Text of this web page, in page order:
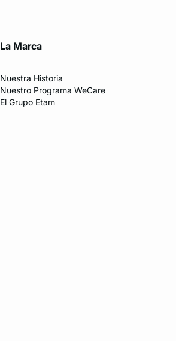
La Marca
Nuestra Historia
Nuestro Programa WeCare
El Grupo Etam